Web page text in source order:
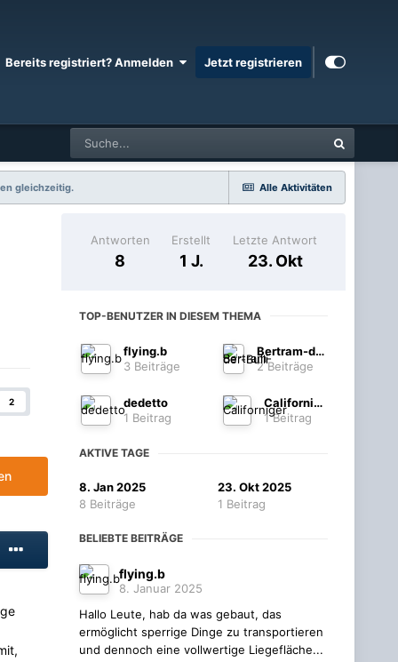
Bereits registriert? Anmelden Jetzt registrieren
Alle Aktivitäten
gleichzeitig.
2
Antworten
8
Erstellt
1 J.
Letzte Antwort
23. Okt
TOP-BENUTZER IN DIESEM THEMA
flying.b
3 Beiträge
Bertram-der-Bulli
2 Beiträge
dedetto
1 Beitrag
Californiger
1 Beitrag
AKTIVE TAGE
8. Jan 2025
8 Beiträge
23. Okt 2025
1 Beitrag
BELIEBTE BEITRÄGE
flying.b
8. Januar 2025
Hallo Leute, hab da was gebaut, das
ermöglicht sperrige Dinge zu transportieren
und dennoch eine vollwertige Liegefläche...